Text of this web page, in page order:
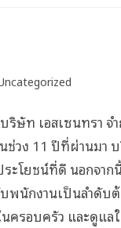
บริษัท เอสเซนทรา
ช่วง 11 ปีที่ผ่านมา
ระโยชน์ที่ดี นอกจ
พนักงานเป็นลำดั
ครอบครัว และดูแ